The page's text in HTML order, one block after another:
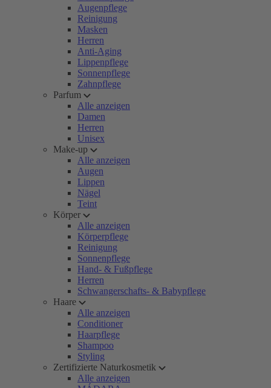
Augenpflege
Reinigung
Masken
Herren
Anti-Aging
Lippenpflege
Sonnenpflege
Zahnpflege
Parfum
Alle anzeigen
Damen
Herren
Unisex
Make-up
Alle anzeigen
Augen
Lippen
Nägel
Teint
Körper
Alle anzeigen
Körperpflege
Reinigung
Sonnenpflege
Hand- & Fußpflege
Herren
Schwangerschafts- & Babypflege
Haare
Alle anzeigen
Conditioner
Haarpflege
Shampoo
Styling
Zertifizierte Naturkosmetik
Alle anzeigen